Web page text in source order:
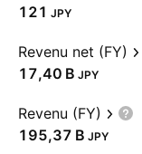
121 JPY
Revenu net (FY)
‪17,40 B‬ JPY
Revenu (FY)
‪195,37 B‬ JPY